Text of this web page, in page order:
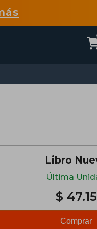
Libro
Última
$ 47.15
Comprar